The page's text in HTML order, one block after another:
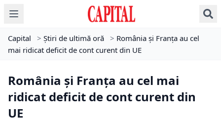
Capital > Știri de ultimă oră > România și Franța au cel
mai ridicat deficit de cont curent din UE
România și Franța au cel mai
ridicat deficit de cont curent din
UE